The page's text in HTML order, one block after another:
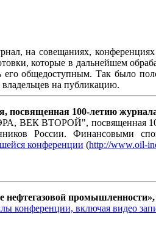
на совещаниях,
которые в дальнейшем
его общедоступным. Так было
на публикацию.
100-летию журнала
ВЕК ВТОРОЙ", посвященная
России.
конференции (http://www.oil-
нефтегазовой
конференции, включая видео